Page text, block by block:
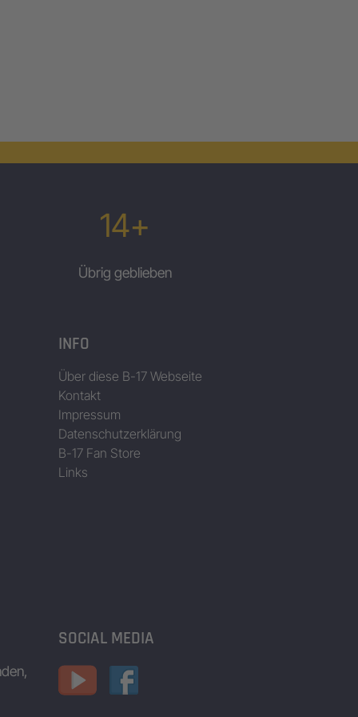
14+
Übrig geblieben
INFO
Über diese B-17 Webseite
Kontakt
Impressum
Datenschutzerklärung
B-17 Fan Store
Links
SOCIAL MEDIA